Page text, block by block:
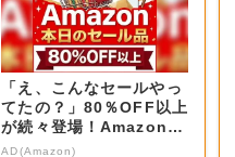
「え、こんなセールやっ
てたの？」80％OFF以上
が続々登場！Amazonの
本気が...
AD(Amazon)